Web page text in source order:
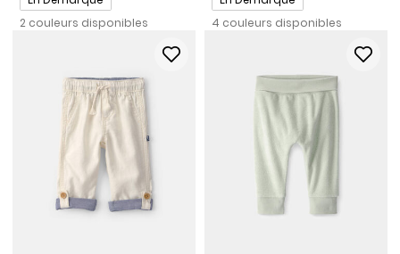
2 couleurs disponibles
4 couleurs disponibles